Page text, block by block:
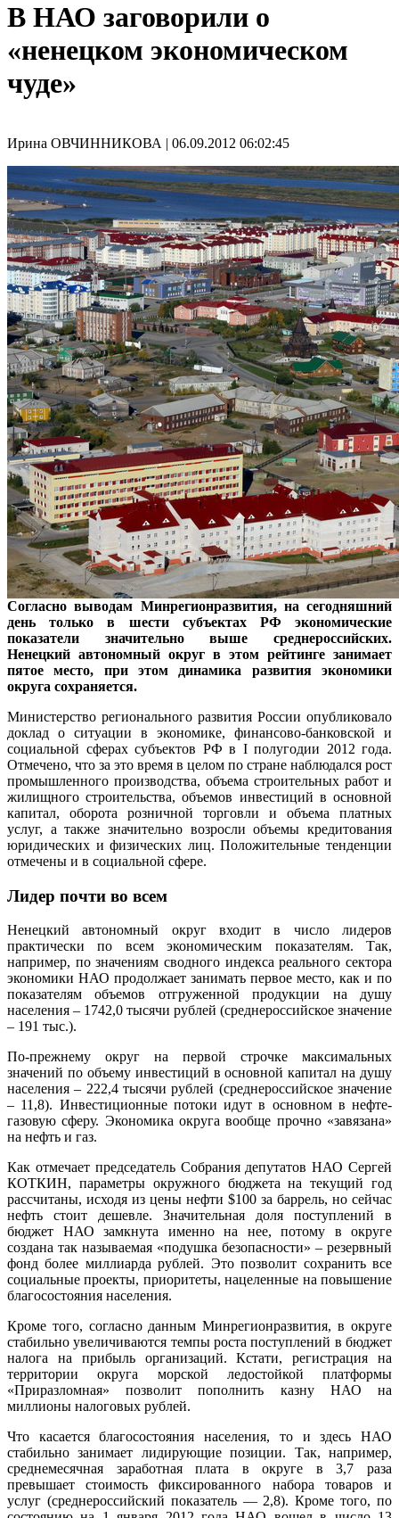
В НАО заговорили о
«ненецком экономическом
чуде»
Ирина ОВЧИННИКОВА | 06.09.2012 06:02:45
Согласно выводам Минрегионразвития, на сегодняшний
день только в шести субъектах РФ экономические
показатели значительно выше среднероссийских.
Ненецкий автономный округ в этом рейтинге занимает
пятое место, при этом динамика развития экономики
округа сохраняется.
Министерство регионального развития России опубликовало
доклад о ситуации в экономике, финансово-банковской и
социальной сферах субъектов РФ в I полугодии 2012 года.
Отмечено, что за это время в целом по стране наблюдался рост
промышленного производства, объема строительных работ и
жилищного строительства, объемов инвестиций в основной
капитал, оборота розничной торговли и объема платных
услуг, а также значительно возросли объемы кредитования
юридических и физических лиц. Положительные тенденции
отмечены и в социальной сфере.
Лидер почти во всем
Ненецкий автономный округ входит в число лидеров
практически по всем экономическим показателям. Так,
например, по значениям сводного индекса реального сектора
экономики НАО продолжает занимать первое место, как и по
показателям объемов отгруженной продукции на душу
населения – 1742,0 тысячи рублей (среднероссийское значение
– 191 тыс.).
По-прежнему округ на первой строчке максимальных
значений по объему инвестиций в основной капитал на душу
населения – 222,4 тысячи рублей (среднероссийское значение
– 11,8). Инвестиционные потоки идут в основном в нефте-
газовую сферу. Экономика округа вообще прочно «завязана»
на нефть и газ.
Как отмечает председатель Собрания депутатов НАО Сергей
КОТКИН, параметры окружного бюджета на текущий год
рассчитаны, исходя из цены нефти $100 за баррель, но сейчас
нефть стоит дешевле. Значительная доля поступлений в
бюджет НАО замкнута именно на нее, потому в округе
создана так называемая «подушка безопасности» – резервный
фонд более миллиарда рублей. Это позволит сохранить все
социальные проекты, приоритеты, нацеленные на повышение
благосостояния населения.
Кроме того, согласно данным Минрегионразвития, в округе
стабильно увеличиваются темпы роста поступлений в бюджет
налога на прибыль организаций. Кстати, регистрация на
территории округа морской ледостойкой платформы
«Приразломная» позволит пополнить казну НАО на
миллионы налоговых рублей.
Что касается благосостояния населения, то и здесь НАО
стабильно занимает лидирующие позиции. Так, например,
среднемесячная заработная плата в округе в 3,7 раза
превышает стоимость фиксированного набора товаров и
услуг (среднероссийский показатель — 2,8). Кроме того, по